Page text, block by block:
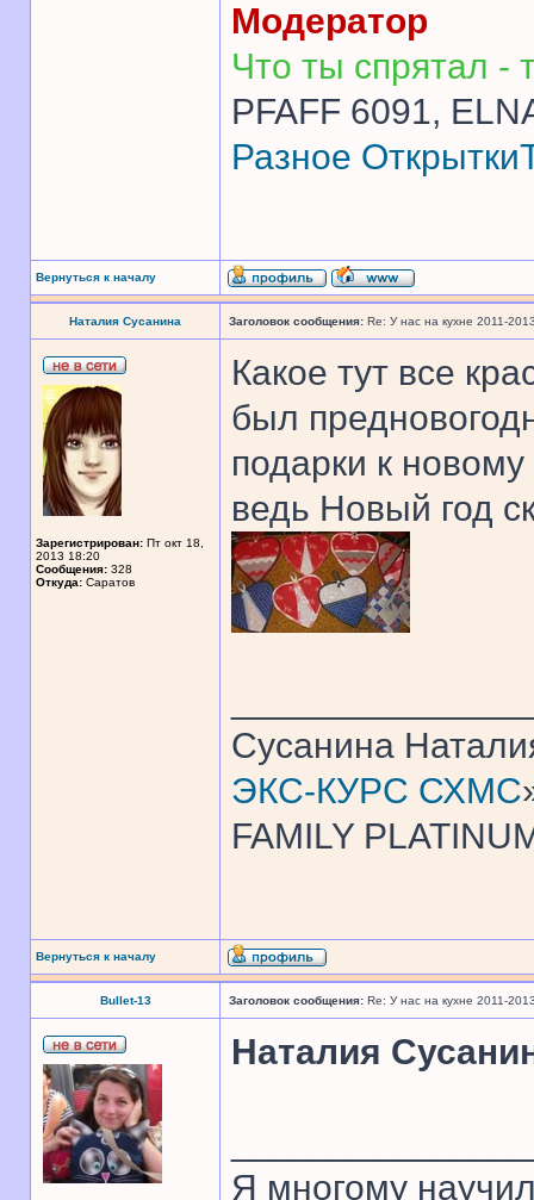
Модератор
Что ты спрятал -
PFAFF 6091,
Разное Открытки
Вернуться к началу
Наталия Сусанина Заголовок сообщения: Re: У нас на кухне 2011-
Зарегистрирован: Пт окт 18,
2013 18:20
Сообщения: 328
Откуда: Саратов
Какое тут все
был
подарки к
ведь Новый год
Сусанина
ЭКС-КУРС СХМС
FAMILY
Вернуться к началу
Bullet-13 Заголовок сообщения: Re: У нас на кухне 2011-
Наталия
Я многому